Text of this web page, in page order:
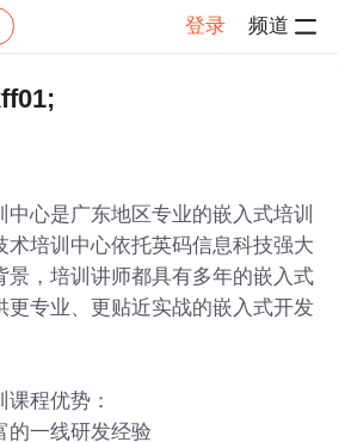
登录 频道
心是广东地区专业的嵌入式培训
术培训中心依托英码信息科技强大
景，培训讲师都具有多年的嵌入式
更专业、更贴近实战的嵌入式开发
程优势：
的一线研发经验